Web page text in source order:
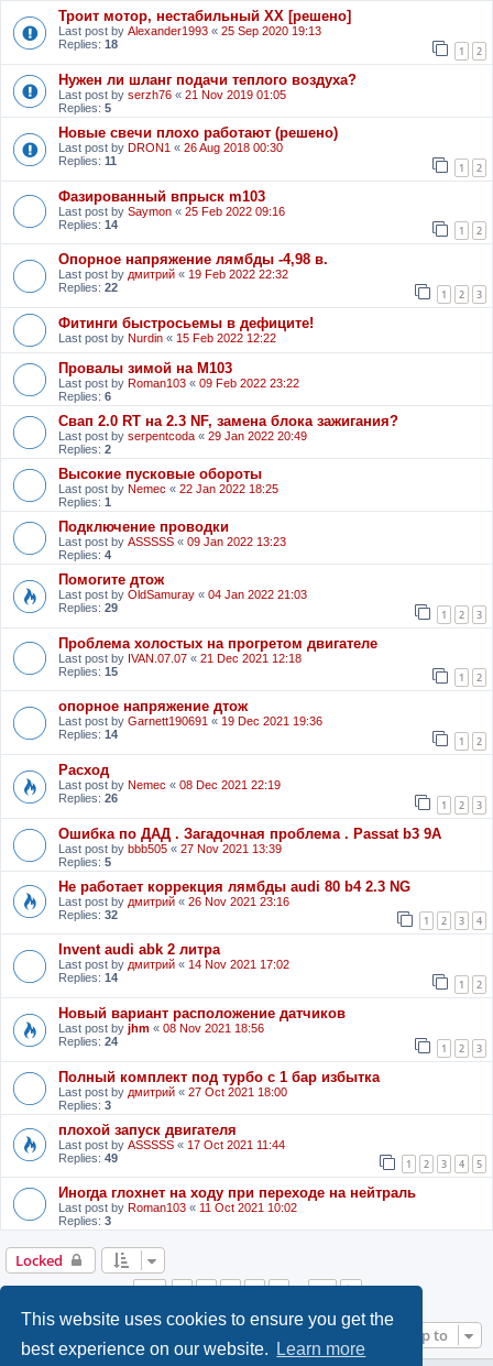
This website uses cookies to ensure you get the
best experience on our website.
Learn more
Троит мотор, нестабильный ХХ [решено]
Last post by Alexander1993 « 25 Sep 2020 19:13
Replies: 18 1 2
Нужен ли шланг подачи теплого воздуха?
Last post by serzh76 « 21 Nov 2019 01:05
Replies: 5
Новые свечи плохо работают (решено)
Last post by DRON1 « 26 Aug 2018 00:30
Replies: 11 1 2
Фазированный впрыск m103
Last post by Saymon « 25 Feb 2022 09:16
Replies: 14 1 2
Опорное напряжение лямбды -4,98 в.
Last post by дмитрий « 19 Feb 2022 22:32
Replies: 22 1 2 3
Фитинги быстросьемы в дефиците!
Last post by Nurdin « 15 Feb 2022 12:22
Провалы зимой на М103
Last post by Roman103 « 09 Feb 2022 23:22
Replies: 6
Свап 2.0 RT на 2.3 NF, замена блока зажигания?
Last post by serpentcoda « 29 Jan 2022 20:49
Replies: 2
Высокие пусковые обороты
Last post by Nemec « 22 Jan 2022 18:25
Replies: 1
Подключение проводки
Last post by ASSSSS « 09 Jan 2022 13:23
Replies: 4
Помогите дтож
Last post by OldSamuray « 04 Jan 2022 21:03
Replies: 29 1 2 3
Проблема холостых на прогретом двигателе
Last post by IVAN.07.07 « 21 Dec 2021 12:18
Replies: 15 1 2
опорное напряжение дтож
Last post by Garnett190691 « 19 Dec 2021 19:36
Replies: 14 1 2
Расход
Last post by Nemec « 08 Dec 2021 22:19
Replies: 26 1 2 3
Ошибка по ДАД . Загадочная проблема . Passat b3 9A
Last post by bbb505 « 27 Nov 2021 13:39
Replies: 5
Не работает коррекция лямбды audi 80 b4 2.3 NG
Last post by дмитрий « 26 Nov 2021 23:16
Replies: 32 1 2 3 4
Invent audi abk 2 литра
Last post by дмитрий « 14 Nov 2021 17:02
Replies: 14 1 2
Новый вариант расположение датчиков
Last post by jhm « 08 Nov 2021 18:56
Replies: 24 1 2 3
Полный комплект под турбо с 1 бар избытка
Last post by дмитрий « 27 Oct 2021 18:00
Replies: 3
плохой запуск двигателя
Last post by ASSSSS « 17 Oct 2021 11:44
Replies: 49 1 2 3 4 5
Иногда глохнет на ходу при переходе на нейтраль
Last post by Roman103 « 11 Oct 2021 10:02
Replies: 3
Locked
Page1of27
1 2 3 4 5 27
Jump to